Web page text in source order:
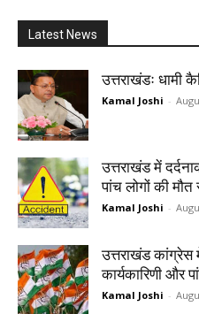
Latest News
उत्तराखंडः धामी
Kamal Joshi -
उत्तराखंड में
पांच लोगों की मौत
Kamal Joshi -
उत्तराखंड
कार्यकारिणी और
Kamal Joshi -